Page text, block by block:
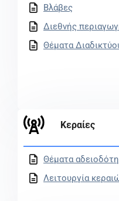
Βλάβες
Διεθνής
Θέματα
Κεραίες
Θέματα
Λειτουργία